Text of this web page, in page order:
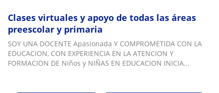
Clases virtuales y apoyo de todas las áreas
preescolar y primaria
SOY UNA DOCENTE Apasionada Y COMPROMETIDA CON LA
EDUCACION, CON EXPERIENCIA EN LA ATENCION Y
FORMACION DE Niños y NIÑAS EN EDUCACION INICIA...